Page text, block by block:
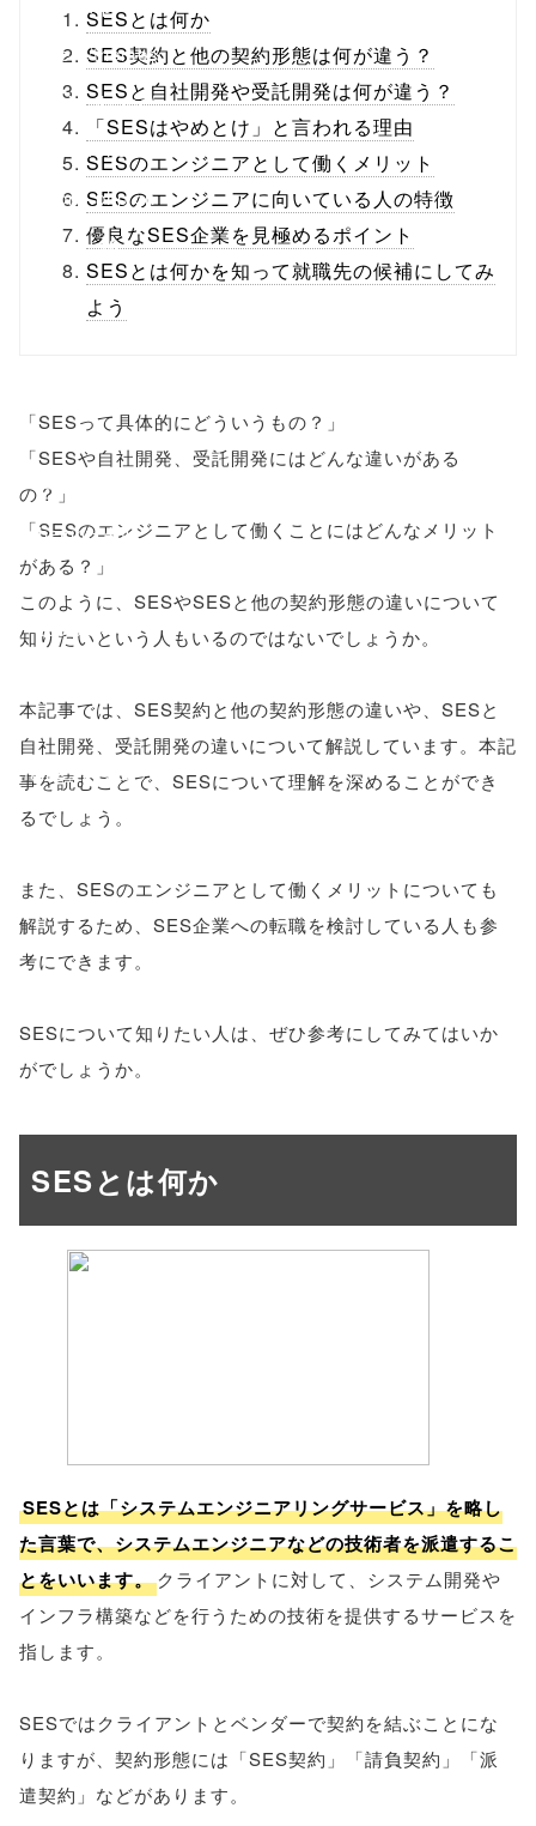
content/themes
/tapbiz_theme/
parts/sns-
buttons.php on
line10
/1132316"
f, 'Gwindow',
'width=550,
height=450,
menubar=no,
toolbar=no,
); return
false;"> シェア
SESとは何か
SES契約と他の契約形態は何が違う？
SESと自社開発や受託開発は何が違う？
「SESはやめとけ」と言われる理由
SESのエンジニアとして働くメリット
SESのエンジニアに向いている人の特徴
優良なSES企業を見極めるポイント
SESとは何かを知って就職先の候補にしてみ
よう
「SESって具体的にどういうもの？」
「SESや自社開発、受託開発にはどんな違いがある
の？」
「SESのエンジニアとして働くことにはどんなメリット
がある？」
このように、SESやSESと他の契約形態の違いについて
知りたいという人もいるのではないでしょうか。
本記事では、SES契約と他の契約形態の違いや、SESと
自社開発、受託開発の違いについて解説しています。本記
事を読むことで、SESについて理解を深めることができ
るでしょう。
また、SESのエンジニアとして働くメリットについても
解説するため、SES企業への転職を検討している人も参
考にできます。
SESについて知りたい人は、ぜひ参考にしてみてはいか
がでしょうか。
SESとは何か
SESとは「システムエンジニアリングサービス」を略し
た言葉で、システムエンジニアなどの技術者を派遣するこ
とをいいます。 クライアントに対して、システム開発や
インフラ構築などを行うための技術を提供するサービスを
指します。
SESではクライアントとベンダーで契約を結ぶことにな
りますが、契約形態には「SES契約」「請負契約」「派
遣契約」などがあります。